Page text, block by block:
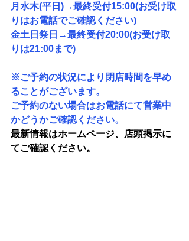
月水木(平日)→最終受付15:00(お受け取
りはお電話でご確認ください)
金土日祭日→最終受付20:00(お受け取
りは21:00まで)
※ご予約の状況により閉店時間を早め
ることがございます。
ご予約のない場合はお電話にて営業中
かどうかご確認ください。
最新情報はホームページ、店頭掲示に
てご確認ください。